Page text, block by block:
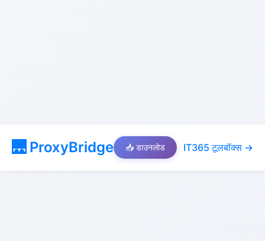
🌉 ProxyBridge 📥 डाउनलोड IT365 टूलबॉक्स →